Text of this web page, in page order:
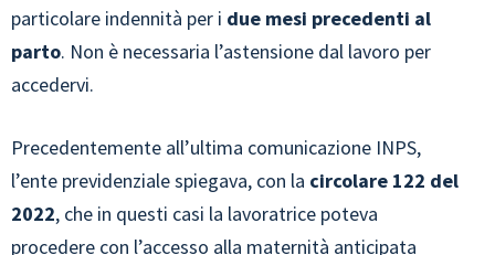
particolare indennità per i due mesi precedenti al
parto. Non è necessaria l’astensione dal lavoro per
accedervi.
Precedentemente all’ultima comunicazione INPS,
l’ente previdenziale spiegava, con la circolare 122 del
2022, che in questi casi la lavoratrice poteva
procedere con l’accesso alla maternità anticipata